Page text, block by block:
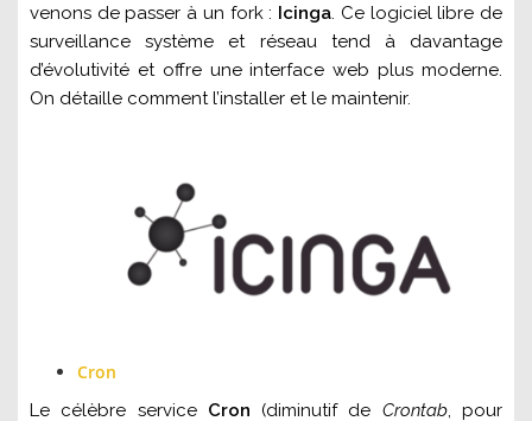
venons de passer à un fork :
Icinga. Ce logiciel libre de
surveillance système et réseau tend à davantage
d’évolutivité et offre une interface web plus moderne.
On détaille comment l’installer et le maintenir.
Cron
Le célèbre service Cron (diminutif de Crontab, pour